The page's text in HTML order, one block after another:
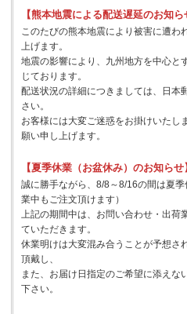
【熊本地震による配送遅延のお知ら
このたびの熊本地震により被害に遭わ
上げます。
地震の影響により、九州地方を中心と
じております。
配送状況の詳細につきましては、日本
さい。
お客様には大変ご迷惑をお掛けいたし
願い申し上げます。
【夏季休業（お盆休み）のお知らせ
誠に勝手ながら、8/8～8/16の間は夏
業中もご注文頂けます）
上記の期間中は、お問い合わせ・出荷
ていただきます。
休業明けは大変混み合うことが予想さ
頂戴し、
また、お届け日指定のご希望に添えな
下さい。